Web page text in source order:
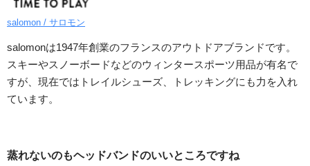
salomon / サロモン
salomonは1947年創業のフランスのアウトドアブランドです。
スキーやスノーボードなどのウィンタースポーツ用品が有名で
すが、現在ではトレイルシューズ、トレッキングにも力を入れ
ています。
蒸れないのもヘッドバンドのいいところですね